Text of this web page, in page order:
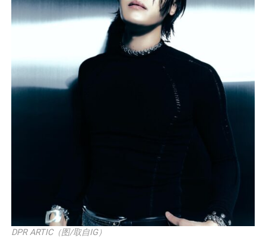
DPR ARTIC（图/取自IG）